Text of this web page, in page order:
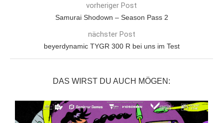
vorheriger Post
Samurai Shodown – Season Pass 2
nächster Post
beyerdynamic TYGR 300 R bei uns im Test
DAS WIRST DU AUCH MÖGEN: